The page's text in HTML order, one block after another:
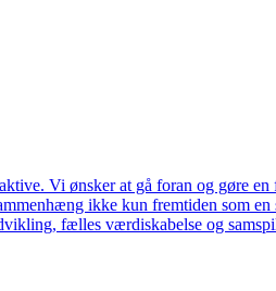
Vi ønsker at gå foran og gøre
ikke kun fremtiden som
fælles værdiskabelse og